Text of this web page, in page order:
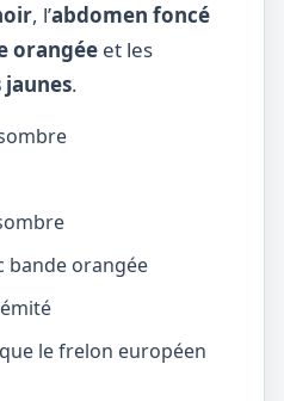
, l’abdomen foncé
orangée et les
.
bande orangée
le frelon européen